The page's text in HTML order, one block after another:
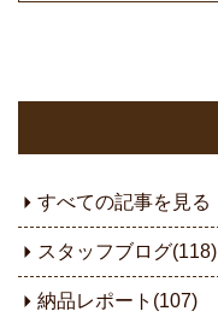
すべての記事を見る
スタッフブログ(118)
納品レポート(107)